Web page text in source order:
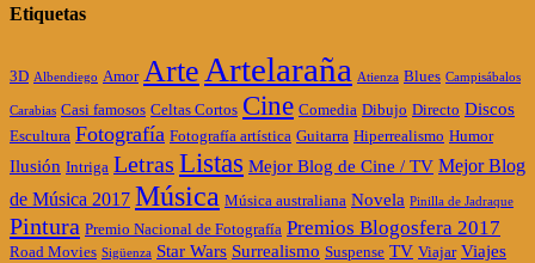
Etiquetas
3D Albendiego Amor Arte Artelaraña Atienza Blues Campisábalos
Carabias Casi famosos Celtas Cortos Cine Comedia Dibujo Directo Discos
Escultura Fotografía Fotografía artística Guitarra Hiperrealismo Humor
Ilusión Intriga Letras Listas Mejor Blog de Cine / TV Mejor Blog
de Música 2017 Música Música australiana Novela Pinilla de Jadraque
Pintura Premio Nacional de Fotografía Premios Blogosfera 2017
Road Movies Sigüenza Star Wars Surrealismo Suspense TV Viajar Viajes